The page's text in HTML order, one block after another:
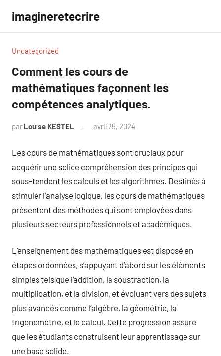
contenu
imagineretecrire
Uncategorized
Comment les cours de
mathématiques façonnent les
compétences analytiques.
par Louise KESTEL avril 25, 2024
Les cours de mathématiques sont cruciaux pour
acquérir une solide compréhension des principes qui
sous-tendent les calculs et les algorithmes. Destinés à
stimuler l’analyse logique, les cours de mathématiques
présentent des méthodes qui sont employées dans
plusieurs secteurs professionnels et académiques.
L’enseignement des mathématiques est disposé en
étapes ordonnées, s’appuyant d’abord sur les éléments
simples tels que l’addition, la soustraction, la
multiplication, et la division, et évoluant vers des sujets
plus avancés comme l’algèbre, la géométrie, la
trigonométrie, et le calcul. Cette progression assure
que les étudiants construisent leur apprentissage sur
une base solide.